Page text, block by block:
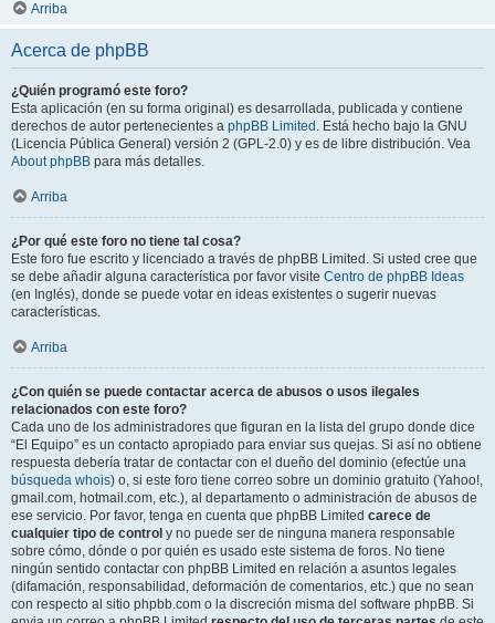
Arriba
Acerca de phpBB
¿Quién programó este foro?
Esta aplicación (en su forma original) es desarrollada, publicada y contiene
derechos de autor pertenecientes a phpBB Limited . Está hecho bajo la GNU
(Licencia Pública General) versión 2 (GPL-2.0) y es de libre distribución. Vea
About phpBB para más detalles.
Arriba
¿Por qué este foro no tiene tal cosa?
Este foro fue escrito y licenciado a través de phpBB Limited. Si usted cree que
se debe añadir alguna característica por favor visite Centro de phpBB Ideas
(en Inglés), donde se puede votar en ideas existentes o sugerir nuevas
características.
Arriba
¿Con quién se puede contactar acerca de abusos o usos ilegales
relacionados con este foro?
Cada uno de los administradores que figuran en la lista del grupo donde dice
“El Equipo” es un contacto apropiado para enviar sus quejas. Si así no obtiene
respuesta debería tratar de contactar con el dueño del dominio (efectúe una
búsqueda whois) o, si este foro tiene correo sobre un dominio gratuito (Yahoo!,
gmail.com, hotmail.com, etc.), al departamento o administración de abusos de
ese servicio. Por favor, tenga en cuenta que phpBB Limited carece de
cualquier tipo de control y no puede ser de ninguna manera responsable
sobre cómo, dónde o por quién es usado este sistema de foros. No tiene
ningún sentido contactar con phpBB Limited en relación a asuntos legales
(difamación, responsabilidad, deformación de comentarios, etc.) que no sean
con respecto al sitio phpbb.com o la discreción misma del software phpBB. Si